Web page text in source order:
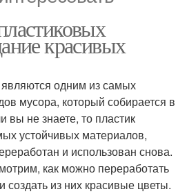
красивых
одним из самых
мусора, который собирается в
вы не знаете, то пластик
устойчивых материалов,
и использован снова.
как можно переработать
создать из них красивые цветы.